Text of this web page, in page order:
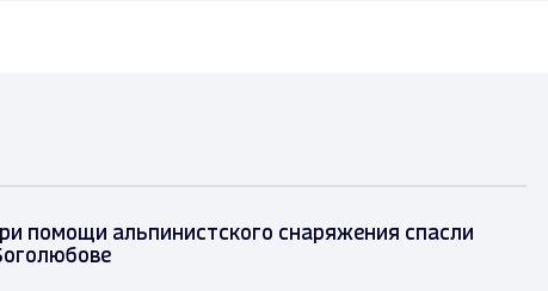
помощи альпинистского снаряжения спасли